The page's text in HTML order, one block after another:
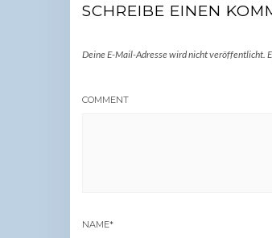
SCHREIBE EINEN
Deine E-Mail-Adresse wird nicht veröffentlicht.
COMMENT
NAME*